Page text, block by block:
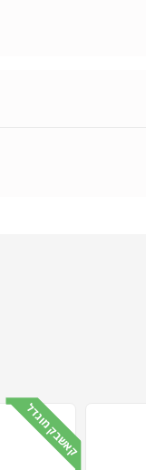
קאשבק מוגדל